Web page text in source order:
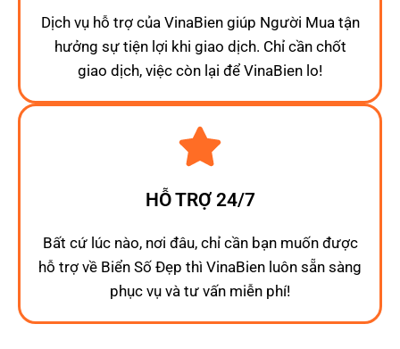
Dịch vụ hỗ trợ của VinaBien giúp Người Mua tận
hưởng sự tiện lợi khi giao dịch. Chỉ cần chốt
giao dịch, việc còn lại để VinaBien lo!
HỖ TRỢ 24/7
Bất cứ lúc nào, nơi đâu, chỉ cần bạn muốn được
hỗ trợ về Biển Số Đẹp thì VinaBien luôn sẵn sàng
phục vụ và tư vấn miễn phí!